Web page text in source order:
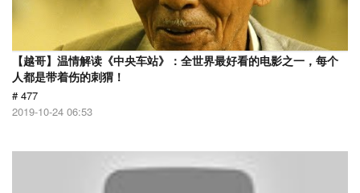
【越哥】温情解读《中央车站》：全世界最好看的电影之一，每个
人都是带着伤的刺猬！
# 477
2019-10-24 06:53